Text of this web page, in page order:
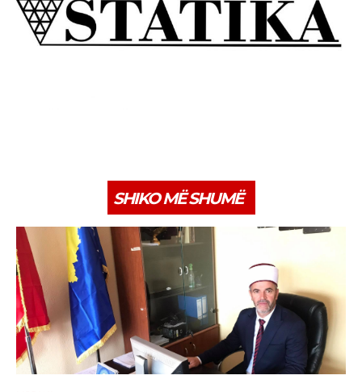
SHIKO MË SHUMË